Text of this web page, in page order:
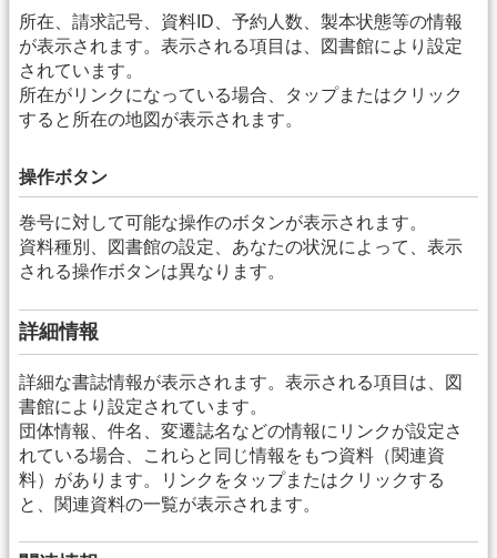
所在、請求記号、資料ID、予約人数、製本状態等の情報
が表示されます。表示される項目は、図書館により設定
されています。
所在がリンクになっている場合、タップまたはクリック
すると所在の地図が表示されます。
操作ボタン
巻号に対して可能な操作のボタンが表示されます。
資料種別、図書館の設定、あなたの状況によって、表示
される操作ボタンは異なります。
詳細情報
詳細な書誌情報が表示されます。表示される項目は、図
書館により設定されています。
団体情報、件名、変遷誌名などの情報にリンクが設定さ
れている場合、これらと同じ情報をもつ資料（関連資
料）があります。リンクをタップまたはクリックする
と、関連資料の一覧が表示されます。